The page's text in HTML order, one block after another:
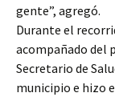
gente”, agregó.
Durante el
acompañado del
Secretario de
municipio e hizo